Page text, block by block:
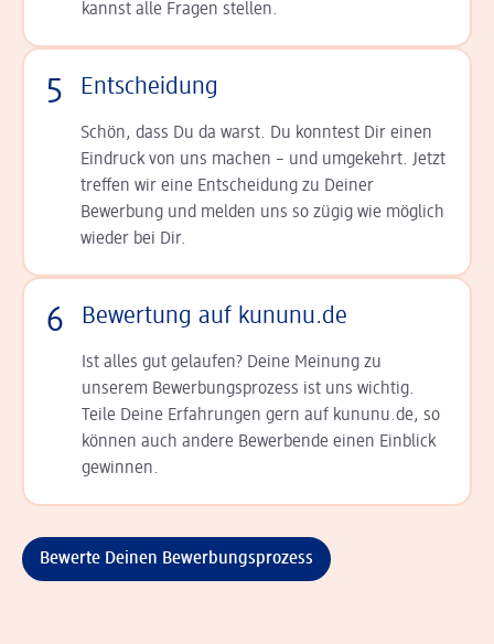
kannst alle Fragen stellen.
5 Entscheidung
Schön, dass Du da warst. Du konntest Dir einen
Ein­druck von uns machen – und umgekehrt. Jetzt
tref­fen wir eine Entscheidung zu Deiner
Bewerbung und melden uns so zügig wie möglich
wieder bei Dir.
6 Bewertung auf kununu.de
Ist alles gut gelaufen? Deine Meinung zu
unserem Bewerbungsprozess ist uns wichtig.
Teile Deine Erfahrungen gern auf kununu.de, so
können auch andere Bewerbende einen Einblick
gewinnen.
Bewerte Deinen Bewerbungsprozess